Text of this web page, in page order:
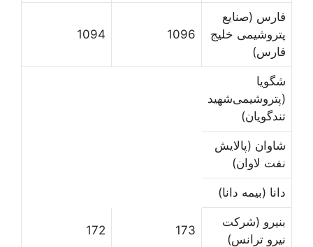
فارس (صنایع‌
پتروشیمی خلیج
فارس)
1096
1094
شگویا
(پتروشیمی‌شهید
تندگویان)
شاوان (پالایش
نفت لاوان)
دانا (بیمه دانا)
بنیرو (شرکت
نیرو ترانس)
173
172